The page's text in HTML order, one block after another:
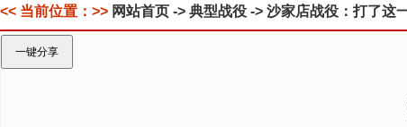
<< 当前位置：>> 网站首页 -> 典型战役 -> 沙家店战役：打了这
一键分享